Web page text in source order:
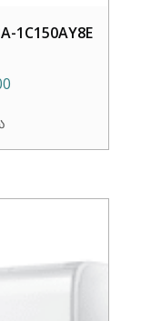
1C150AY8E
Current